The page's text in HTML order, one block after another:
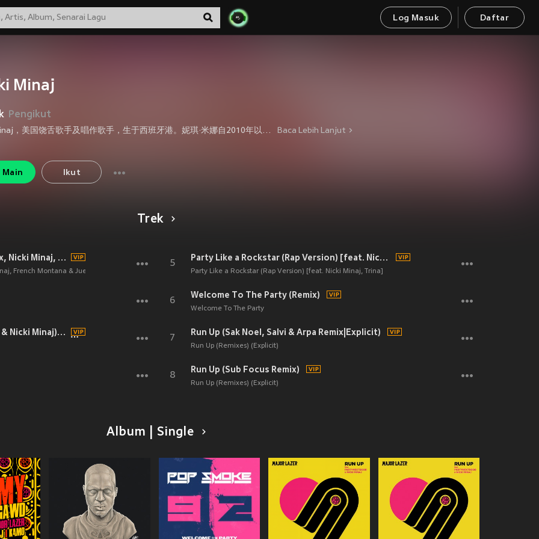
Log Masuk Daftar
Minaj
Pengikut
Nicki Minaj，美国饶舌歌手及唱作歌手，生于西班牙港。妮琪·米娜自2010年以来，以其外观上的鲜明特色与出席各大场所都摆出夸张的表情，成功在大众眼中留下独特的第一印象，也定义了自己的个人风格。 2009年正式加入Young Money公司。于2010年推出个人的第一张专辑《Pink Friday》在2011年全美音乐奖得到“最受欢迎饶舌/Hip-Hop专辑大碟奖”。以及以单曲《Super Bass》得到2011年MTV音乐录像带大奖“最佳嘻哈录像带奖”、2011年全美音乐奖“最受欢迎饶舌/Hip-Hop歌手奖”等殊荣，也曾在公告牌百强单曲榜得到第3名的佳绩。 在发行专辑前，她便曾与无数大牌合作过歌曲，另外，她曾经有七首单曲同时列入Billboard Hot 100单曲榜，可见极具知名度。她以直爽的性格与个性的音乐获到不少欢迎，使她成为Hip-Pop界的新一代大姐，滚石杂志更封她为"说唱新天后"。 Baca Lebih Lanjut
Main Ikut
Trek
Rich Friday (feat. Future Hendrix, Nicki Minaj, French Montana & Juelz Santana) (Explicit)
French Montana & Juelz Santana)
Run Up (feat. PARTYNEXTDOOR & Nicki Minaj) (Explicit)
5
Party Like a Rockstar (Rap Version) [feat. Nicki Minaj, Trina]
Party Like a Rockstar (Rap Version) [feat. Nicki Minaj, Trina]
6
Welcome To The Party (Remix)
Welcome To The Party
7
Run Up (Sak Noel, Salvi & Arpa Remix|Explicit)
Run Up (Remixes) (Explicit)
8
Run Up (Sub Focus Remix)
Run Up (Remixes) (Explicit)
Album | Single